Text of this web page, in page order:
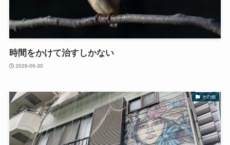
時間をかけて治すしかない
2026-06-30
その他